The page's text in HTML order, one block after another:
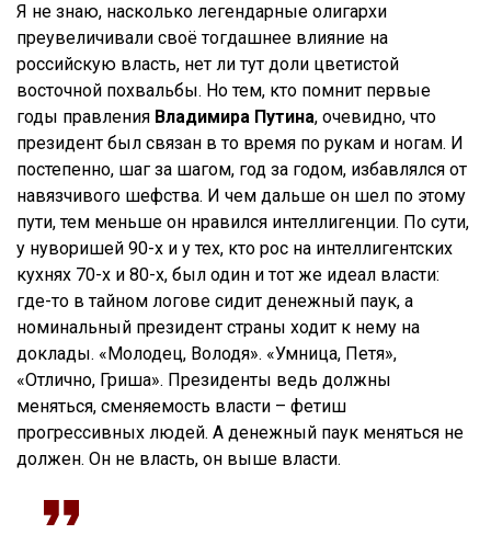
Я не знаю, насколько легендарные олигархи
преувеличивали своё тогдашнее влияние на
российскую власть, нет ли тут доли цветистой
восточной похвальбы. Но тем, кто помнит первые
годы правления Владимира Путина, очевидно, что
президент был связан в то время по рукам и ногам. И
постепенно, шаг за шагом, год за годом, избавлялся от
навязчивого шефства. И чем дальше он шел по этому
пути, тем меньше он нравился интеллигенции. По сути,
у нуворишей 90-х и у тех, кто рос на интеллигентских
кухнях 70-х и 80-х, был один и тот же идеал власти:
где-то в тайном логове сидит денежный паук, а
номинальный президент страны ходит к нему на
доклады. «Молодец, Володя». «Умница, Петя»,
«Отлично, Гриша». Президенты ведь должны
меняться, сменяемость власти – фетиш
прогрессивных людей. А денежный паук меняться не
должен. Он не власть, он выше власти.